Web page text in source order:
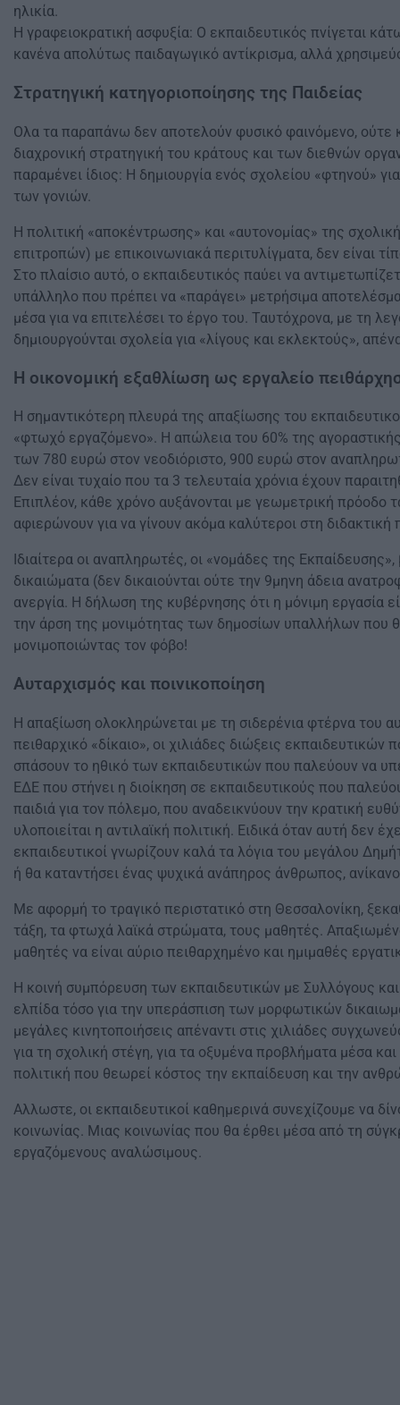
ηλικία.
Η γραφειοκρατική ασφυξία: Ο εκπαιδευτικός πνίγεται
κανένα απολύτως παιδαγωγικό αντίκρισμα, αλλά
Στρατηγική κατηγοριοποίησης της Παιδείας
Ολα τα παραπάνω δεν αποτελούν φυσικό φαινόμενο, ούτε
διαχρονική στρατηγική του κράτους και των διεθνών
παραμένει ίδιος: Η δημιουργία ενός σχολείου «φτηνού»
των γονιών.
Η πολιτική «αποκέντρωσης» και «αυτονομίας» της
επιτροπών) με επικοινωνιακά περιτυλίγματα, δεν είναι
Στο πλαίσιο αυτό, ο εκπαιδευτικός παύει να
υπάλληλο που πρέπει να «παράγει» μετρήσιμα
μέσα για να επιτελέσει το έργο του. Ταυτόχρονα, με τη
δημιουργούνται σχολεία για «λίγους και εκλεκτούς»,
Η οικονομική εξαθλίωση ως εργαλείο
Η σημαντικότερη πλευρά της απαξίωσης του
«φτωχό εργαζόμενο». Η απώλεια του 60% της
των 780 ευρώ στον νεοδιόριστο, 900 ευρώ στον
Δεν είναι τυχαίο που τα 3 τελευταία χρόνια έχουν
Επιπλέον, κάθε χρόνο αυξάνονται με γεωμετρική πρόοδο
αφιερώνουν για να γίνουν ακόμα καλύτεροι στη
Ιδιαίτερα οι αναπληρωτές, οι «νομάδες της
δικαιώματα (δεν δικαιούνται ούτε την 9μηνη άδεια
ανεργία. Η δήλωση της κυβέρνησης ότι η μόνιμη εργασία
την άρση της μονιμότητας των δημοσίων υπαλλήλων που
μονιμοποιώντας τον φόβο!
Αυταρχισμός και ποινικοποίηση
Η απαξίωση ολοκληρώνεται με τη σιδερένια φτέρνα του
πειθαρχικό «δίκαιο», οι χιλιάδες διώξεις
σπάσουν το ηθικό των εκπαιδευτικών που παλεύουν να
ΕΔΕ που στήνει η διοίκηση σε εκπαιδευτικούς που
παιδιά για τον πόλεμο, που αναδεικνύουν την κρατική
υλοποιείται η αντιλαϊκή πολιτική. Ειδικά όταν αυτή δεν
εκπαιδευτικοί γνωρίζουν καλά τα λόγια του μεγάλου
ή θα καταντήσει ένας ψυχικά ανάπηρος άνθρωπος,
Με αφορμή το τραγικό περιστατικό στη Θεσσαλονίκη,
τάξη, τα φτωχά λαϊκά στρώματα, τους μαθητές.
μαθητές να είναι αύριο πειθαρχημένο και ημιμαθές
Η κοινή συμπόρευση των εκπαιδευτικών με Συλλόγους
ελπίδα τόσο για την υπεράσπιση των μορφωτικών
μεγάλες κινητοποιήσεις απέναντι στις χιλιάδες
για τη σχολική στέγη, για τα οξυμένα προβλήματα μέσα
πολιτική που θεωρεί κόστος την εκπαίδευση και την
Αλλωστε, οι εκπαιδευτικοί καθημερινά συνεχίζουμε να
κοινωνίας. Μιας κοινωνίας που θα έρθει μέσα από τη
εργαζόμενους αναλώσιμους.